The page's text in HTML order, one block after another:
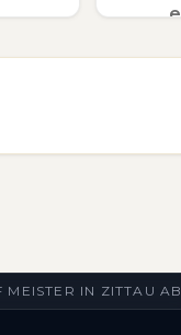
IN ZITTAU AB